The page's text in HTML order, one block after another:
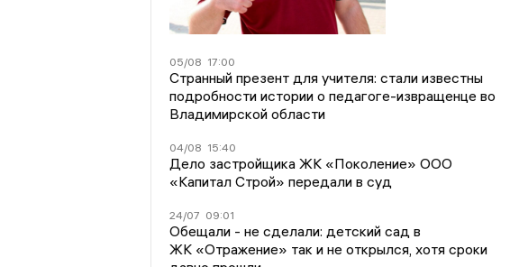
05/08 17:00
Странный презент для учителя: стали известны
подробности истории о педагоге-извращенце во
Владимирской области
04/08 15:40
Дело застройщика ЖК «Поколение» ООО
«Капитал Строй» передали в суд
24/07 09:01
Обещали - не сделали: детский сад в
ЖК «Отражение» так и не открылся, хотя сроки